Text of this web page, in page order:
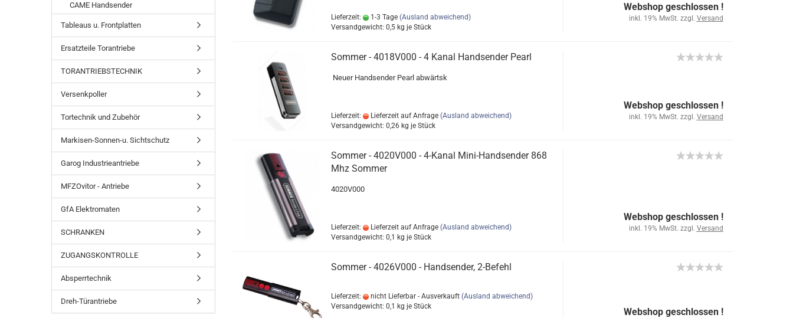
Lieferzeit: 1-3 Tage (Ausland abweichend)
Versandgewicht: 0,5kg je Stück
Webshop geschlossen !
inkl. 19% MwSt. zzgl. Versand
Sommer - 4018V000 - 4 Kanal Handsender Pearl
Neuer Handsender Pearl abwärtsk
Lieferzeit: Lieferzeit auf Anfrage (Ausland abweichend)
Versandgewicht: 0,26 kg je Stück
Webshop geschlossen !
inkl. 19% MwSt. zzgl. Versand
Sommer - 4020V000 - 4-Kanal Mini-Handsender 868
Mhz Sommer
4020V000
Lieferzeit: Lieferzeit auf Anfrage (Ausland abweichend)
Versandgewicht: 0,1 kg je Stück
Webshop geschlossen !
inkl. 19% MwSt. zzgl. Versand
Sommer - 4026V000 - Handsender, 2-Befehl
Lieferzeit: nicht Lieferbar - Ausverkauft (Ausland abweichend)
Versandgewicht: 0,1 kg je Stück Webshop geschlossen !
CAME Handsender
Tableaus u. Frontplatten
Ersatzteile Torantriebe
TORANTRIEBSTECHNIK
Versenkpoller
Tortechnik und Zubehör
Markisen-Sonnen-u. Sichtschutz
Garog Industrieantriebe
MFZOvitor - Antriebe
GfA Elektromaten
SCHRANKEN
ZUGANGSKONTROLLE
Absperrtechnik
Dreh-Türantriebe